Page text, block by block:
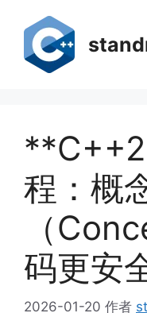
程：概
（
码更安
2026-01-20 作者